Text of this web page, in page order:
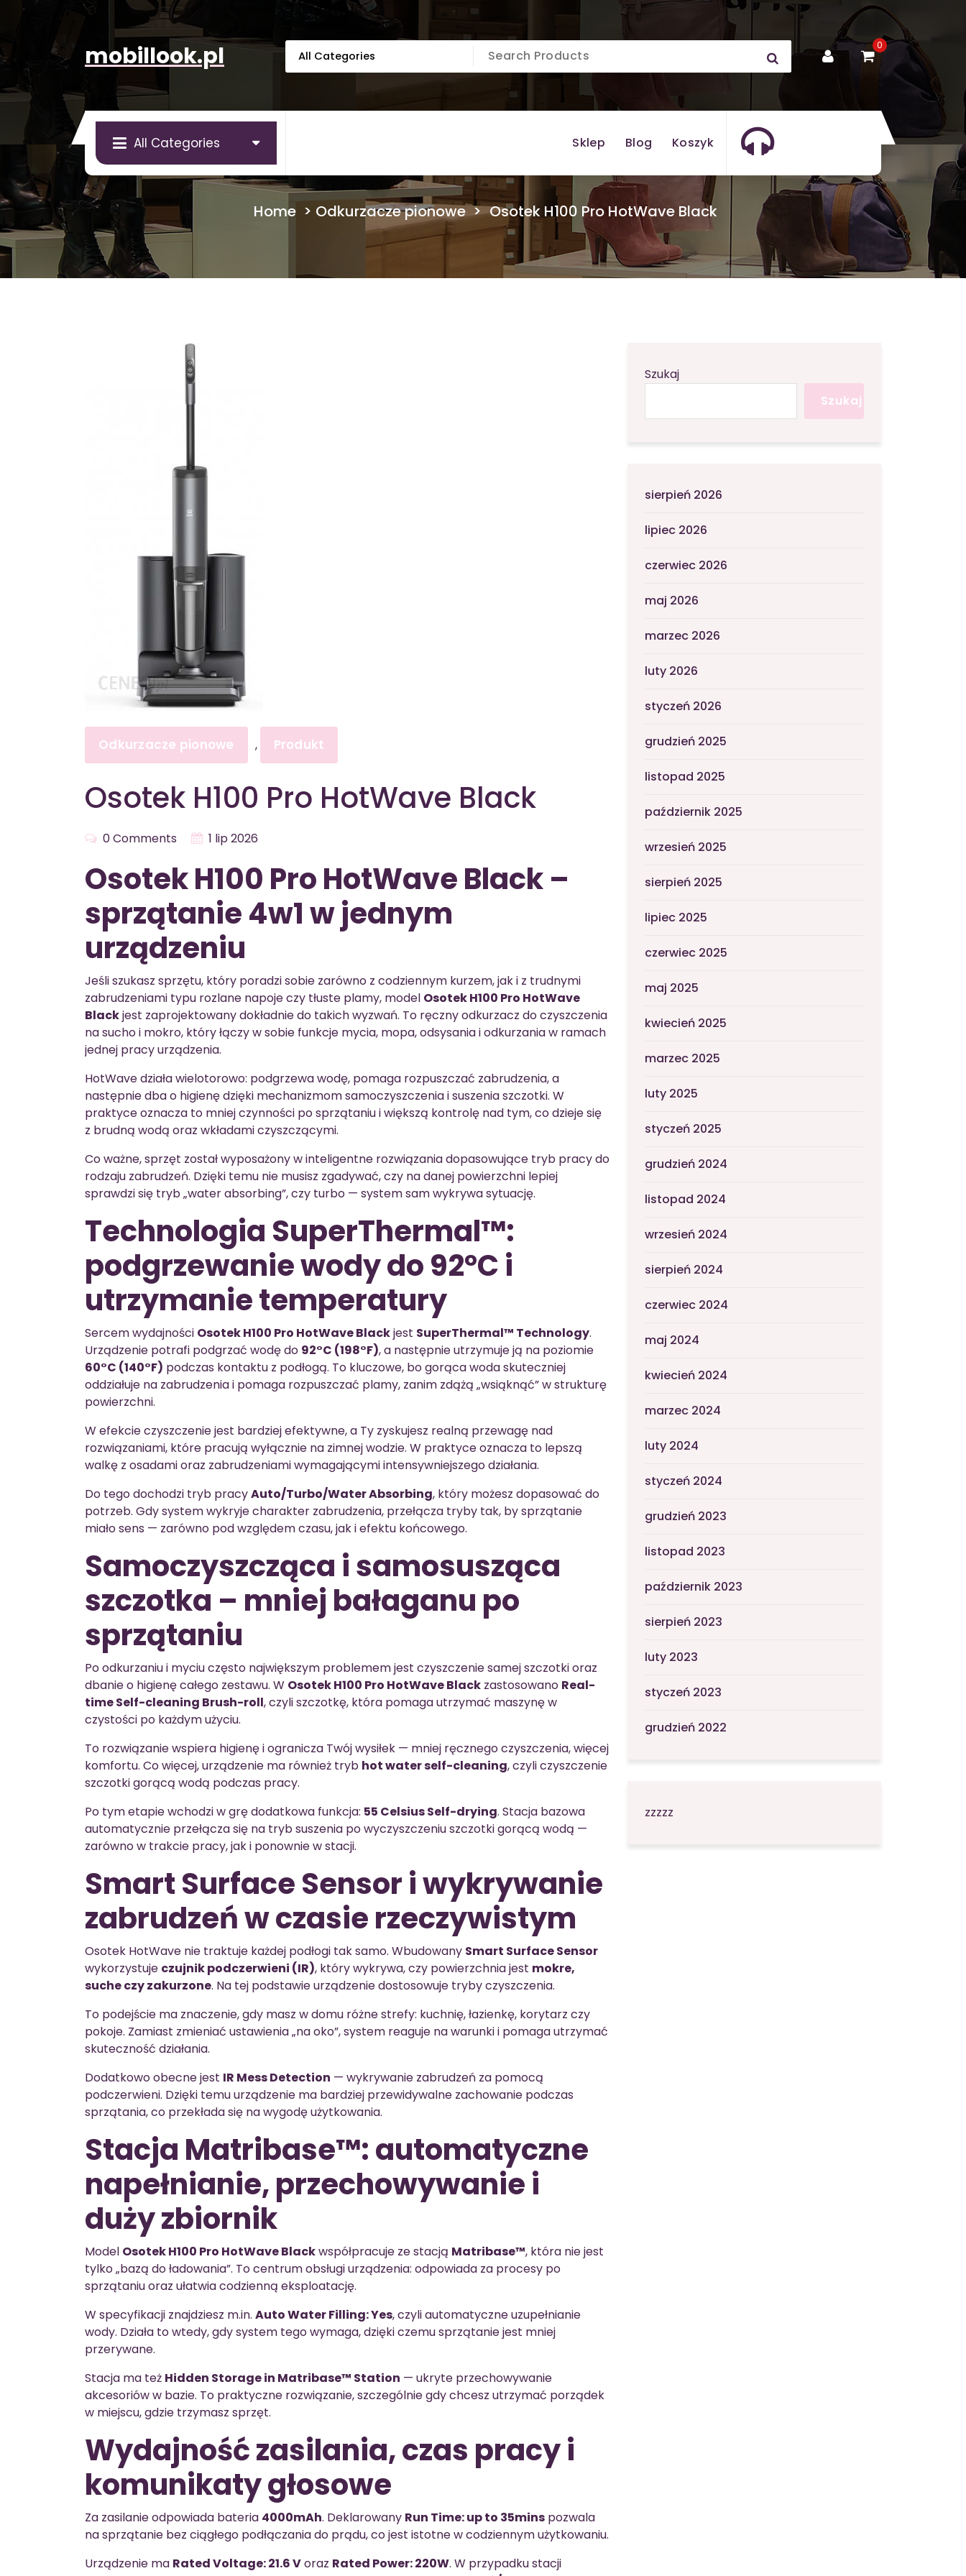
mobillook.pl 0
All Categories Sklep Blog Koszyk
Home> Odkurzacze pionowe> Osotek H100 Pro HotWave Black
Odkurzacze pionowe , Produkt
Osotek H100 Pro HotWave Black
0 Comments 1 lip 2026
Osotek H100 Pro HotWave Black –
sprzątanie 4w1 w jednym
urządzeniu
Jeśli szukasz sprzętu, który poradzi sobie zarówno z codziennym kurzem, jak i z trudnymi
zabrudzeniami typu rozlane napoje czy tłuste plamy, model Osotek H100 Pro HotWave
Blackjest zaprojektowany dokładnie do takich wyzwań. To ręczny odkurzacz do czyszczenia
na sucho i mokro, który łączy w sobie funkcje mycia, mopa, odsysania i odkurzania w ramach
jednej pracy urządzenia.
HotWave działa wielotorowo: podgrzewa wodę, pomaga rozpuszczać zabrudzenia, a
następnie dba o higienę dzięki mechanizmom samoczyszczenia i suszenia szczotki. W
praktyce oznacza to mniej czynności po sprzątaniu i większą kontrolę nad tym, co dzieje się
z brudną wodą oraz wkładami czyszczącymi.
Co ważne, sprzęt został wyposażony w inteligentne rozwiązania dopasowujące tryb pracy do
rodzaju zabrudzeń. Dzięki temu nie musisz zgadywać, czy na danej powierzchni lepiej
sprawdzi się tryb „water absorbing”, czy turbo — system sam wykrywa sytuację.
Technologia SuperThermal™:
podgrzewanie wody do 92°C i
utrzymanie temperatury
Sercem wydajności Osotek H100 Pro HotWave Blackjest SuperThermal™ Technology.
Urządzenie potrafi podgrzać wodę do 92°C (198°F), a następnie utrzymuje ją na poziomie
60°C (140°F) podczas kontaktu z podłogą. To kluczowe, bo gorąca woda skuteczniej
oddziałuje na zabrudzenia i pomaga rozpuszczać plamy, zanim zdążą „wsiąknąć” w strukturę
powierzchni.
W efekcie czyszczenie jest bardziej efektywne, a Ty zyskujesz realną przewagę nad
rozwiązaniami, które pracują wyłącznie na zimnej wodzie. W praktyce oznacza to lepszą
walkę z osadami oraz zabrudzeniami wymagającymi intensywniejszego działania.
Do tego dochodzi tryb pracyAuto/Turbo/Water Absorbing, który możesz dopasować do
potrzeb. Gdy system wykryje charakter zabrudzenia, przełącza tryby tak, by sprzątanie
miało sens — zarówno pod względem czasu, jak i efektu końcowego.
Samoczyszcząca i samosusząca
szczotka – mniej bałaganu po
sprzątaniu
Po odkurzaniu i myciu często największym problemem jest czyszczenie samej szczotki oraz
dbanie o higienę całego zestawu. W Osotek H100 Pro HotWave Black zastosowano Real-
time Self-cleaning Brush-roll, czyli szczotkę, która pomaga utrzymać maszynę w
czystości po każdym użyciu.
To rozwiązanie wspiera higienę i ogranicza Twój wysiłek — mniej ręcznego czyszczenia, więcej
komfortu. Co więcej, urządzenie ma również tryb hot water self-cleaning, czyli czyszczenie
szczotki gorącą wodą podczas pracy.
Po tym etapie wchodzi w grę dodatkowa funkcja: 55 Celsius Self-drying. Stacja bazowa
automatycznie przełącza się na tryb suszenia po wyczyszczeniu szczotki gorącą wodą —
zarówno w trakcie pracy, jak i ponownie w stacji.
Smart Surface Sensor i wykrywanie
zabrudzeń w czasie rzeczywistym
Osotek HotWave nie traktuje każdej podłogi tak samo. Wbudowany Smart Surface Sensor
wykorzystuje czujnik podczerwieni (IR), który wykrywa, czy powierzchnia jest mokre,
suche czy zakurzone. Na tej podstawie urządzenie dostosowuje tryby czyszczenia.
To podejście ma znaczenie, gdy masz w domu różne strefy: kuchnię, łazienkę, korytarz czy
pokoje. Zamiast zmieniać ustawienia „na oko”, system reaguje na warunki i pomaga utrzymać
skuteczność działania.
Dodatkowo obecne jest IR Mess Detection — wykrywanie zabrudzeń za pomocą
podczerwieni. Dzięki temu urządzenie ma bardziej przewidywalne zachowanie podczas
sprzątania, co przekłada się na wygodę użytkowania.
Stacja Matribase™: automatyczne
napełnianie, przechowywanie i
duży zbiornik
Model Osotek H100 Pro HotWave Blackwspółpracuje ze stacją Matribase™, która nie jest
tylko „bazą do ładowania”. To centrum obsługi urządzenia: odpowiada za procesy po
sprzątaniu oraz ułatwia codzienną eksploatację.
W specyfikacji znajdziesz m.in. Auto Water Filling: Yes, czyli automatyczne uzupełnianie
wody. Działa to wtedy, gdy system tego wymaga, dzięki czemu sprzątanie jest mniej
przerywane.
Stacja ma też Hidden Storage in Matribase™ Station — ukryte przechowywanie
akcesoriów w bazie. To praktyczne rozwiązanie, szczególnie gdy chcesz utrzymać porządek
w miejscu, gdzie trzymasz sprzęt.
Wydajność zasilania, czas pracy i
komunikaty głosowe
Za zasilanie odpowiada bateria 4000mAh. Deklarowany Run Time: up to 35mins pozwala
na sprzątanie bez ciągłego podłączania do prądu, co jest istotne w codziennym użytkowaniu.
Urządzenie ma Rated Voltage: 21.6 Voraz Rated Power: 220W. W przypadku stacji
Szukaj
Szukaj
sierpień 2026
lipiec 2026
czerwiec 2026
maj 2026
marzec 2026
luty 2026
styczeń 2026
grudzień 2025
listopad 2025
październik 2025
wrzesień 2025
sierpień 2025
lipiec 2025
czerwiec 2025
maj 2025
kwiecień 2025
marzec 2025
luty 2025
styczeń 2025
grudzień 2024
listopad 2024
wrzesień 2024
sierpień 2024
czerwiec 2024
maj 2024
kwiecień 2024
marzec 2024
luty 2024
styczeń 2024
grudzień 2023
listopad 2023
październik 2023
sierpień 2023
luty 2023
styczeń 2023
grudzień 2022
zzzzz